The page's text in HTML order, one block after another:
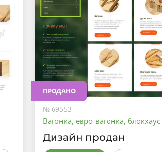
ПРОДАНО
№ 69553
Вагонка, евро-вагонка, блокхаус
Дизайн продан